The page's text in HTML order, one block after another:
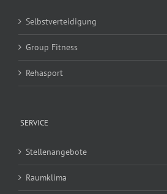
Selbstverteidigung
Group Fitness
Rehasport
SERVICE
Stellenangebote
Raumklima